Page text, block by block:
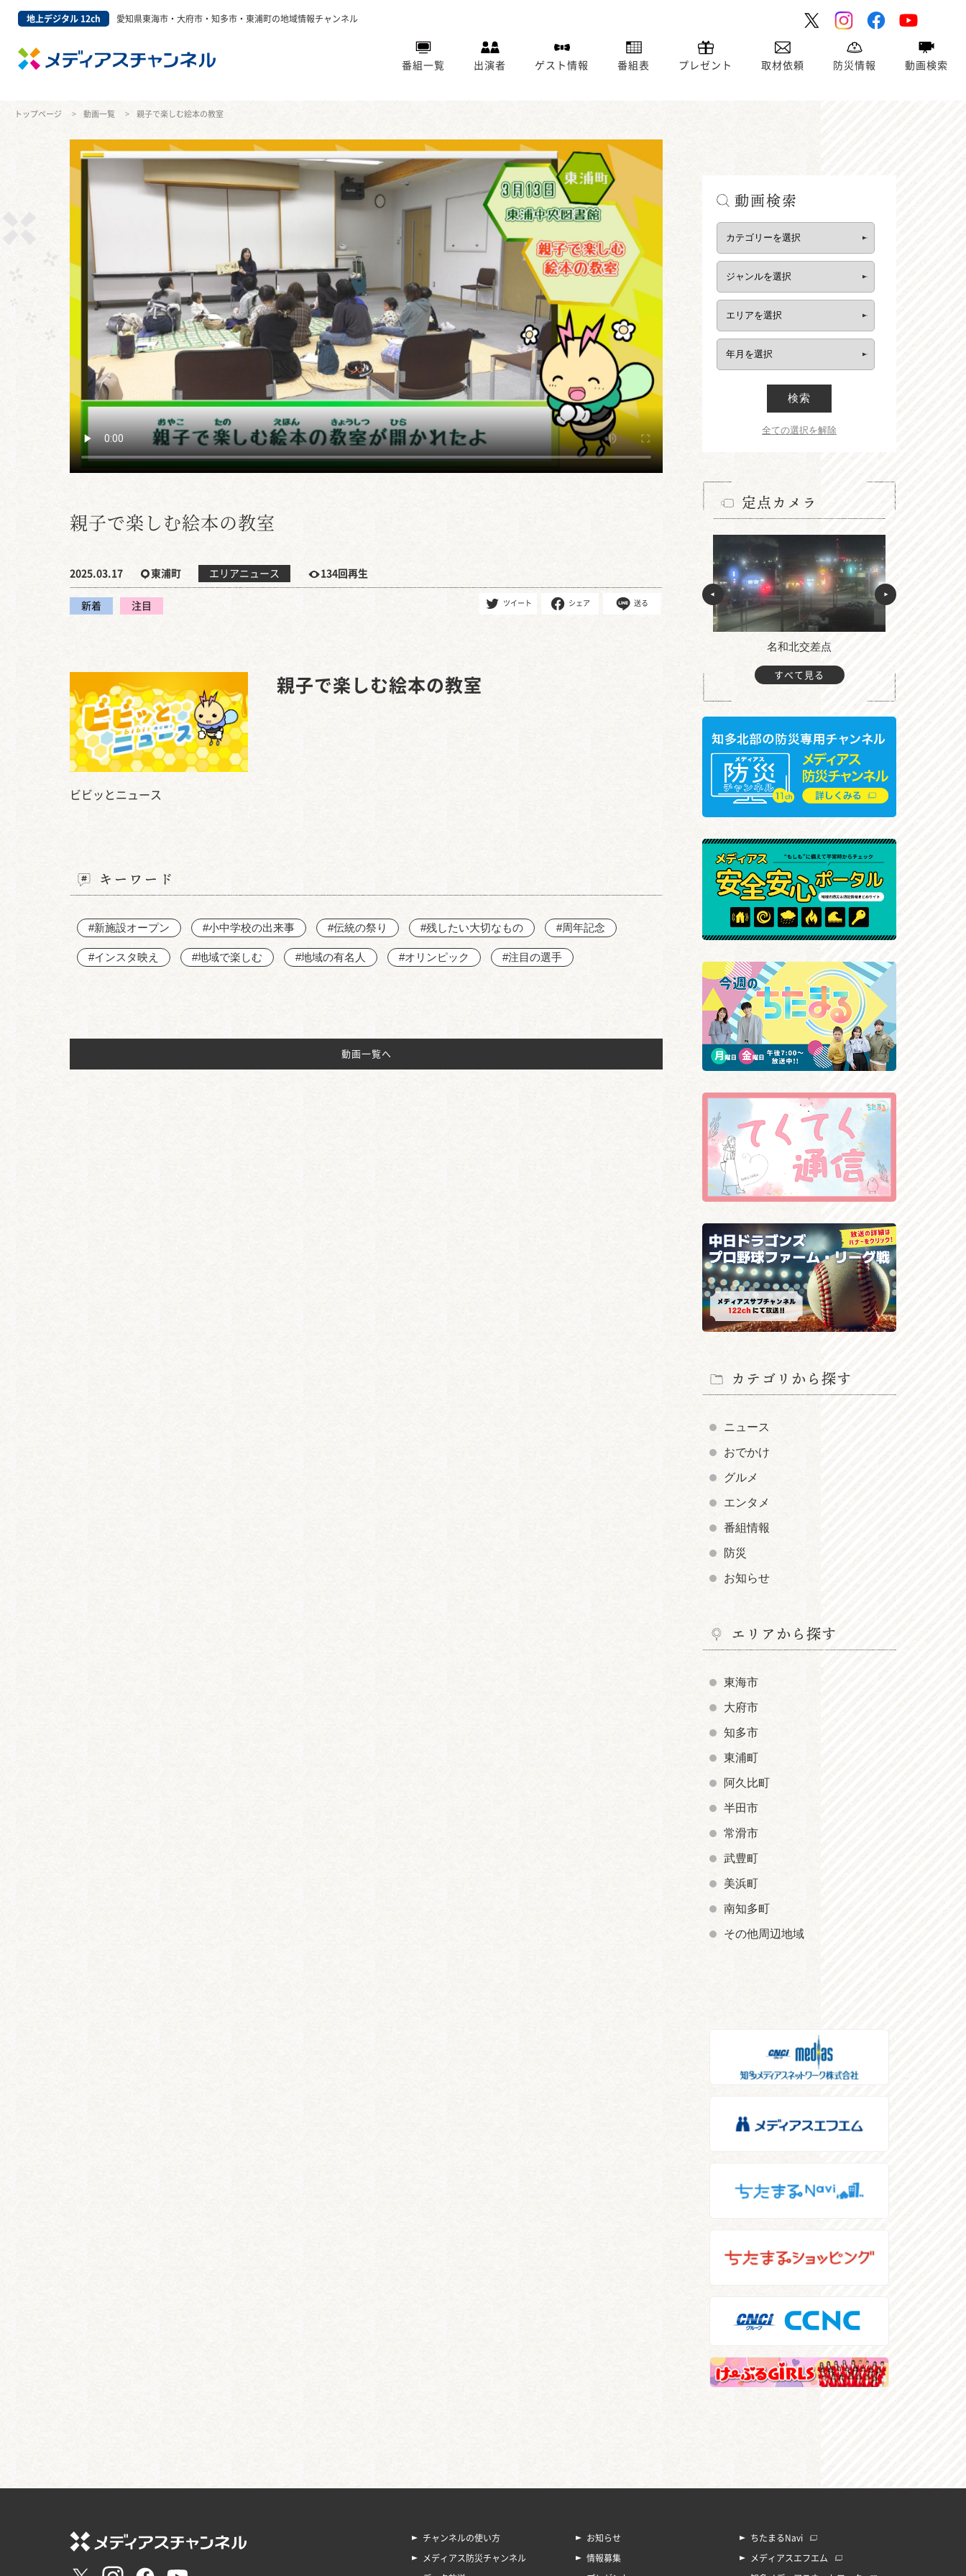
地上デジタル 12ch 愛知県東海市・大府市・知多市・東浦町の地域情報チャンネル
番組一覧 出演者 ゲスト情報 番組表 プレゼント 取材依頼 防災情報 動画検索
トップページ 動画一覧 親子で楽しむ絵本の教室
親子で楽しむ絵本の教室
2025.03.17 東浦町 エリアニュース 134回再生
新着 注目 ツイート シェア 送る
ビビッとニュース
親子で楽しむ絵本の教室
キーワード
#新施設オープン #小中学校の出来事 #伝統の祭り #残したい大切なもの #周年記念
#インスタ映え #地域で楽しむ #地域の有名人 #オリンピック #注目の選手
動画一覧へ
動画検索
検索
全ての選択を解除
定点カメラ
名和北交差点
すべて見る
カテゴリから探す
ニュース
おでかけ
グルメ
エンタメ
番組情報
防災
お知らせ
エリアから探す
東海市
大府市
知多市
東浦町
阿久比町
半田市
常滑市
武豊町
美浜町
南知多町
その他周辺地域
チャンネルの使い方
メディアス防災チャンネル
お知らせ
情報募集
ちたまるNavi
メディアスエフエム